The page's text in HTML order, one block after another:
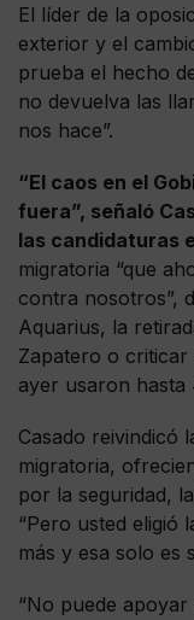
El líder de la
exterior y el
prueba el hecho
no devuelva las
nos hace”.
“El caos en el
fuera”, señaló
las candidaturas
migratoria “que
contra nosotros”,
Aquarius, la
Zapatero o criticar
ayer usaron hasta
Casado reivindicó
migratoria,
por la seguridad,
“Pero usted eligió
más y esa solo es
“No puede